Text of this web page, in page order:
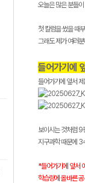
오늘은 많은 분들
첫 칼럼을 썼을 때
그래도 제가 여러
들어가기에
들어가기에 앞서
보이시는 것처럼 9
지구과학 때문에 3
*들어가기에 앞서
학습량에 올바른